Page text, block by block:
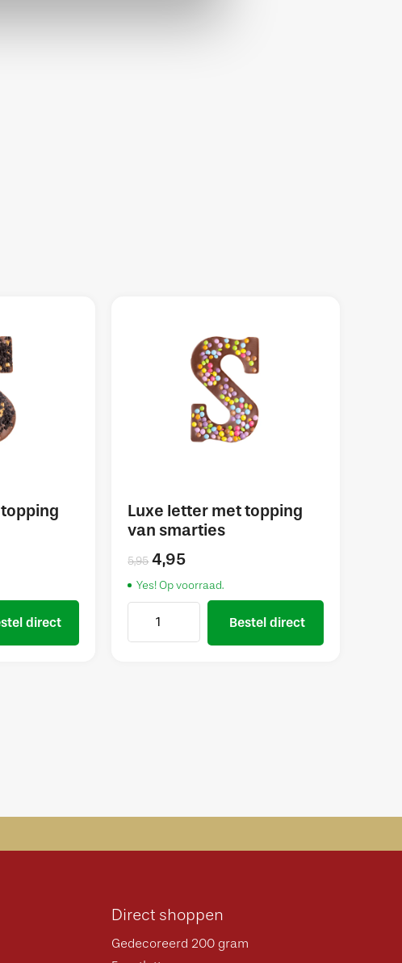
direct
Luxe letter met topping
van smarties
5,95 4,95
Yes! Op voorraad.
Bestel direct
Direct shoppen
Gedecoreerd 200 gram